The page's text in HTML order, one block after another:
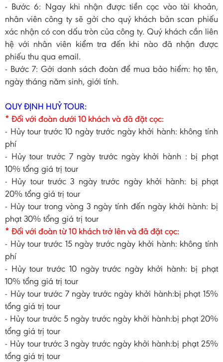
- Bước 6: Ngay khi nhận được tiền cọc vào tài khoản,
nhân viên công ty sẽ gởi cho quý khách bản scan phiếu
xác nhận có con dấu tròn của công ty. Quý khách cần liên
hệ với nhân viên kiểm tra đến khi nào đã nhận được
phiếu thu qua email.
- Bước 7: Gởi danh sách đoàn để mua bảo hiểm: họ tên,
ngày tháng năm sinh, giới tính.
QUY ĐỊNH HUỶ TOUR:
* Đối với đoàn dưới 10 khách và đã đặt cọc:
- Hủy tour trước 10 ngày trước ngày khởi hành: không tính
phí
- Hủy tour trước 7 ngày trước ngày khởi hành : bị phạt
10% tổng giá trị tour
- Hủy tour trước 3 ngày trước ngày khởi hành: bị phạt
20% tổng giá trị tour
- Hủy tour trong vòng 3 ngày tính đến ngày khởi hành: bị
phạt 30% tổng giá trị tour
* Đối với đoàn từ 10 khách trở lên và đã đặt cọc:
- Hủy tour trước 15 ngày trước ngày khởi hành: không tính
phí
- Hủy tour trước 10 ngày trước ngày khởi hành: bị phạt
10% tổng giá trị tour
- Hủy tour trước 7 ngày trước ngày khởi hành:bị phạt 15%
tổng giá trị tour
- Hủy tour trước 5 ngày trước ngày khởi hành:bị phạt 20%
tổng giá trị tour
- Hủy tour trước 3 ngày trước ngày khởi hành:bị phạt 25%
tổng giá trị tour